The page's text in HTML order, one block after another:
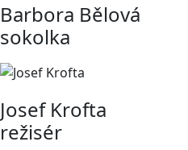
Barbora Bělová
sokolka
Josef Krofta
režisér